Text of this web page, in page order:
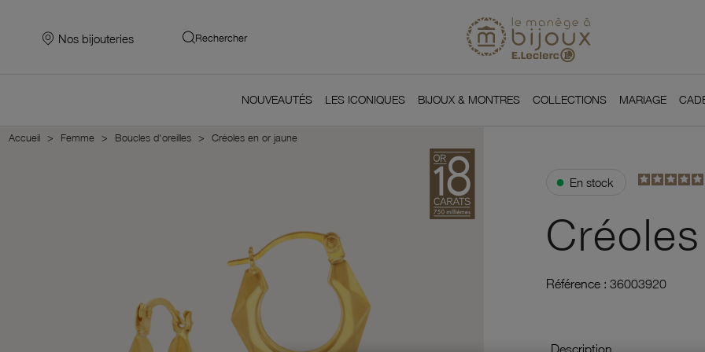
Nos bijouteries Rechercher
NOUVEAUTÉS LES ICONIQUES BIJOUX & MONTRES COLLECTIONS MARIAGE
Accueil Femme Boucles d'oreilles Créoles en or jaune
● En stock
Référence : 36003920
Description